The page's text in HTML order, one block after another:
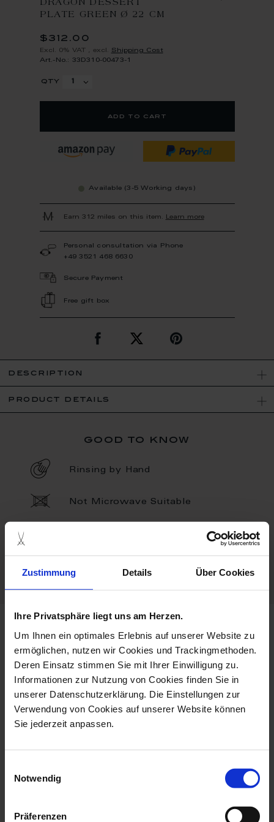
Zustimmung Details Über Cookies
Ihre Privatsphäre liegt uns am Herzen.
Um Ihnen ein optimales Erlebnis auf unserer Website zu
ermöglichen, nutzen wir Cookies und Trackingmethoden.
Deren Einsatz stimmen Sie mit Ihrer Einwilligung zu.
Informationen zur Nutzung von Cookies finden Sie in
unserer Datenschutzerklärung. Die Einstellungen zur
Verwendung von Cookies auf unserer Website können
Sie jederzeit anpassen.
Notwendig
Präferenzen
DRAGON DESSERT
PLATE GREEN Ø 22 CM
$312.00
Excl. 0% VAT excl. Shipping Cost
Art.-No.: 33D310-00473-1
qty
add to cart
Available (3-5 Working days)
Earn 312 miles on this item. Learn more
Personal consultation via Phone
+49 3521 468 6630
Secure Payment
Free gift box
description
product details
good to know
Rinsing by Hand
Not Microwave Suitable
Germany
Dinner Plate, Large,